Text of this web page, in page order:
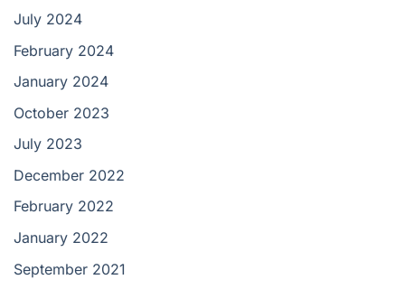
July 2024
February 2024
January 2024
October 2023
July 2023
December 2022
February 2022
January 2022
September 2021